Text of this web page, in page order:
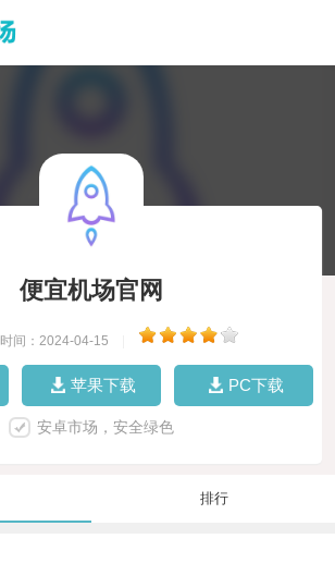
便宜机场官网
时间：2024-04-15
苹果下载 PC下载
安卓市场，安全绿色
排行